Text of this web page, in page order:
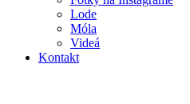
Lode
Móla
Videá
Kontakt